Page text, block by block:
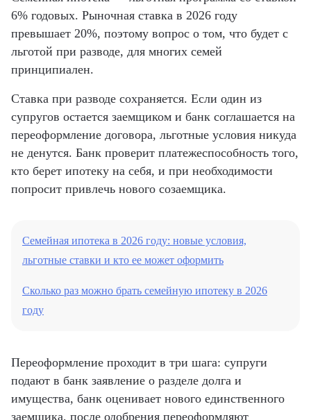
6% годовых. Рыночная ставка в 2026 году
превышает 20%, поэтому вопрос о том, что будет с
льготой при разводе, для многих семей
принципиален.
Ставка при разводе сохраняется. Если один из
супругов остается заемщиком и банк соглашается на
переоформление договора, льготные условия никуда
не денутся. Банк проверит платежеспособность того,
кто берет ипотеку на себя, и при необходимости
попросит привлечь нового созаемщика.
Семейная ипотека в 2026 году: новые условия,
льготные ставки и кто ее может оформить
Сколько раз можно брать семейную ипотеку в 2026
году
Переоформление проходит в три шага: супруги
подают в банк заявление о разделе долга и
имущества, банк оценивает нового единственного
заемщика, после одобрения переоформляют